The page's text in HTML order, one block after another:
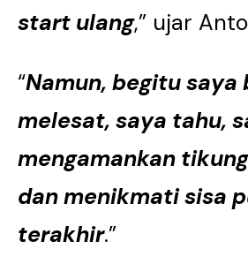
start ulang,” ujar
“Namun, begitu saya
melesat, saya tahu,
mengamankan
dan menikmati sisa
terakhir.”